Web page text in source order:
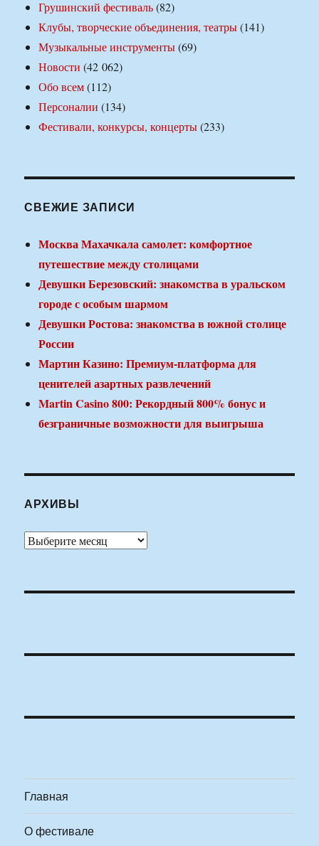
Грушинский фестиваль(82)
Клубы, творческие объединения, театры(141)
Музыкальные инструменты(69)
Новости (42 062)
Обо всем(112)
Персоналии (134)
Фестивали, конкурсы, концерты(233)
СВЕЖИЕ ЗАПИСИ
Москва Махачкала самолет: комфортное
путешествие между столицами
Девушки Березовский: знакомства в уральском
городе с особым шармом
Девушки Ростова: знакомства в южной столице
России
Мартин Казино: Премиум-платформа для
ценителей азартных развлечений
Martin Casino 800: Рекордный 800% бонус и
безграничные возможности для выигрыша
АРХИВЫ
Архивы
Главная
О фестивале